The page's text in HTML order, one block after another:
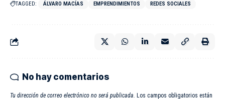
TAGGED: ÁLVARO MACÍAS EMPRENDIMIENTOS REDES SOCIALES
No hay comentarios
Tu dirección de correo electrónico no será publicada. Los campos obligatorios están